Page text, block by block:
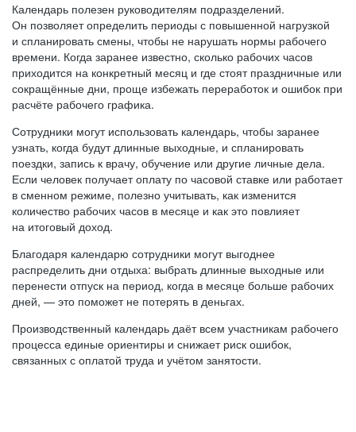
Календарь полезен руководителям подразделений.
Он позволяет определить периоды с повышенной нагрузкой
и спланировать смены, чтобы не нарушать нормы рабочего
времени. Когда заранее известно, сколько рабочих часов
приходится на конкретный месяц и где стоят праздничные или
сокращённые дни, проще избежать переработок и ошибок при
расчёте рабочего графика.
Сотрудники могут использовать календарь, чтобы заранее
узнать, когда будут длинные выходные, и спланировать
поездки, запись к врачу, обучение или другие личные дела.
Если человек получает оплату по часовой ставке или работает
в сменном режиме, полезно учитывать, как изменится
количество рабочих часов в месяце и как это повлияет
на итоговый доход.
Благодаря календарю сотрудники могут выгоднее
распределить дни отдыха: выбрать длинные выходные или
перенести отпуск на период, когда в месяце больше рабочих
дней, — это поможет не потерять в деньгах.
Производственный календарь даёт всем участникам рабочего
процесса единые ориентиры и снижает риск ошибок,
связанных с оплатой труда и учётом занятости.